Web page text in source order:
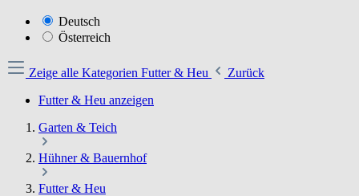
Deutsch
Österreich
Zeige alle Kategorien Futter & Heu
Zurück
Futter & Heu anzeigen
Garten & Teich
Hühner & Bauernhof
Futter & Heu